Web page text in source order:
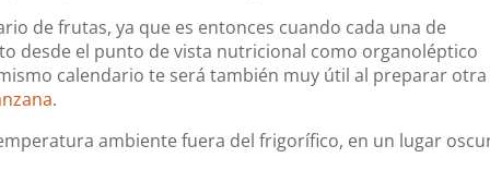
de frutas, ya que es entonces cuando cada una de
desde el punto de vista nutricional como organoléptico
calendario te será también muy útil al preparar
.
ambiente fuera del frigorífico, en un lugar